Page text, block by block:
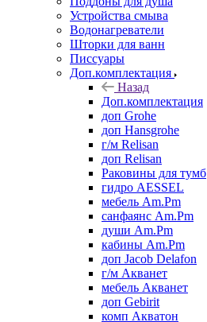
Устройства смыва
Водонагреватели
Шторки для ванн
Писсуары
Доп.комплектация
Назад
Доп.комплектация
доп Grohe
доп Hansgrohe
г/м Relisan
доп Relisan
Раковины для тумб
гидро AESSEL
мебель Am.Pm
санфаянс Am.Pm
души Am.Pm
кабины Am.Pm
доп Jacob Delafon
г/м Акванет
мебель Акванет
доп Gebirit
комп Акватон